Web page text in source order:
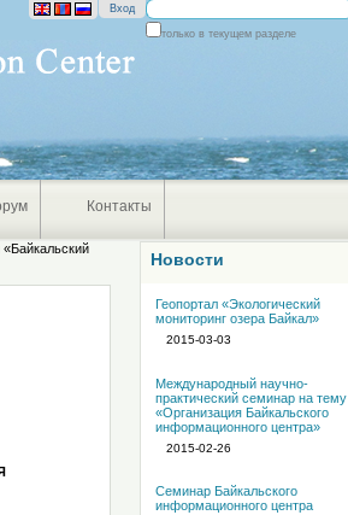
Поиск
только в текущем разделе
Вход
Контакты
Новости
Геопортал «Экологический
мониторинг озера Байкал»
2015-03-03
Международный научно-
практический семинар на тему
«Организация Байкальского
информационного центра»
2015-02-26
Семинар Байкальского
информационного центра